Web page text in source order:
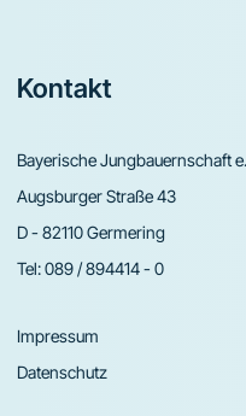
Footer
Kontakt
Bayerische Jungbauernschaft
Augsburger Straße 43
D - 82110 Germering
Tel:089 / 894414 - 0
Impressum
Datenschutz